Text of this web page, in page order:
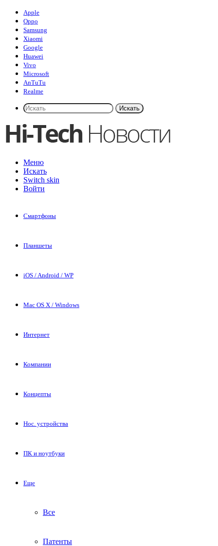
Apple
Oppo
Samsung
Xiaomi
Google
Huawei
Vivo
Microsoft
AnTuTu
Realme
Искать
Меню
Искать
Switch skin
Войти
Смартфоны
Планшеты
iOS / Android / WP
Mac OS X / Windows
Интернет
Компании
Концепты
Нос. устройства
ПК и ноутбуки
Еще
Все
Патенты